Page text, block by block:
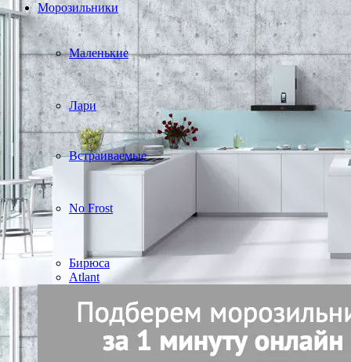
Морозильники
Маленькие
Лари
Встраиваемые
No Frost
Бирюса
Atlant